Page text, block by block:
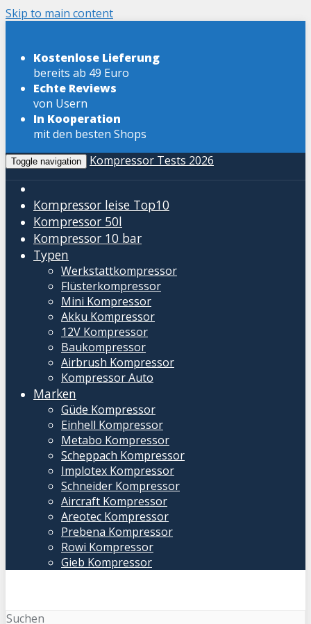
Skip to main content
Kostenlose Lieferung
bereits ab 49 Euro
Echte Reviews
von Usern
In Kooperation
mit den besten Shops
Toggle navigation Kompressor Tests 2026
Kompressor leise Top10
Kompressor 50l
Kompressor 10 bar
Typen
Werkstattkompressor
Flüsterkompressor
Mini Kompressor
Akku Kompressor
12V Kompressor
Baukompressor
Airbrush Kompressor
Kompressor Auto
Marken
Güde Kompressor
Einhell Kompressor
Metabo Kompressor
Scheppach Kompressor
Implotex Kompressor
Schneider Kompressor
Aircraft Kompressor
Areotec Kompressor
Prebena Kompressor
Rowi Kompressor
Gieb Kompressor
Suchen